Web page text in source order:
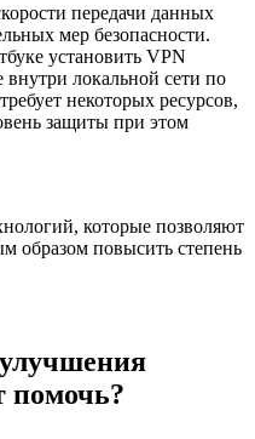
передачи данных
мер безопасности.
установить VPN
внутри локальной сети по
некоторых ресурсов,
защиты при этом
которые позволяют
образом повысить степень